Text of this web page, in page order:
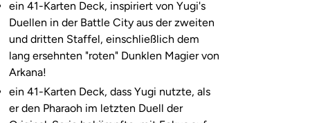
ein 41-Karten Deck, inspiriert von Yugi's
Duellen in der Battle City aus der zweiten
und dritten Staffel, einschließlich dem
lang ersehnten "roten" Dunklen Magier von
Arkana!
ein 41-Karten Deck, dass Yugi nutzte, als
er den Pharaoh im letzten Duell der